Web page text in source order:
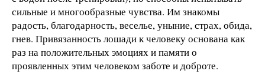
сильные и многообразные чувства. Им знакомы
радость, благодарность, веселье, уныние, страх, обида,
гнев. Привязанность лошади к человеку основана как
раз на положительных эмоциях и памяти о
проявленных этим человеком заботе и доброте.